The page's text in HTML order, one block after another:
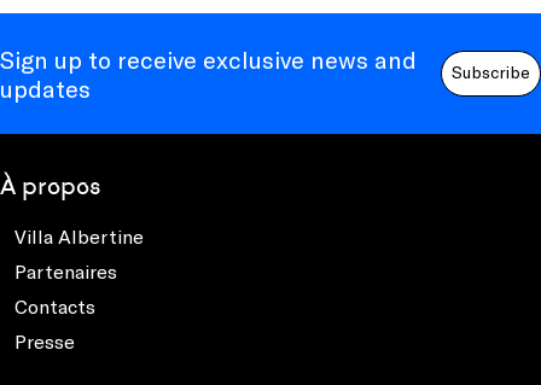
Sign up to receive exclusive news and
updates
Subscribe
À propos
Villa Albertine
Partenaires
Contacts
Presse